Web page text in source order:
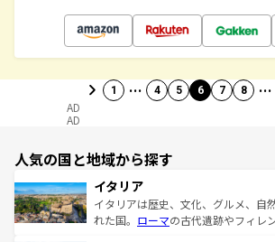
1 … 4 5 6 7 8 …
AD
AD
人気の国と地域から探す
イタリア
イタリアは歴史、文化、グルメ、自
れた国。 ローマの古代遺跡やフィレ